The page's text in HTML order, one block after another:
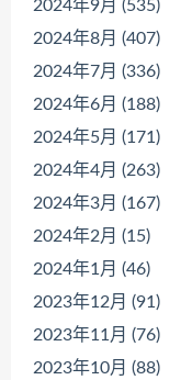
2024年9月 (535)
2024年8月 (407)
2024年7月 (336)
2024年6月 (188)
2024年5月 (171)
2024年4月 (263)
2024年3月 (167)
2024年2月 (15)
2024年1月 (46)
2023年12月 (91)
2023年11月 (76)
2023年10月 (88)